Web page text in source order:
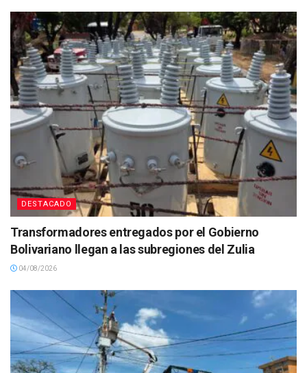
DESTACADO
Transformadores entregados por el Gobierno
Bolivariano llegan a las subregiones del Zulia
04/08/2026